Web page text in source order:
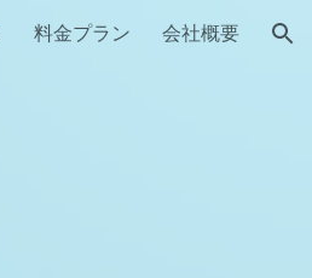
料金プラン 会社概要